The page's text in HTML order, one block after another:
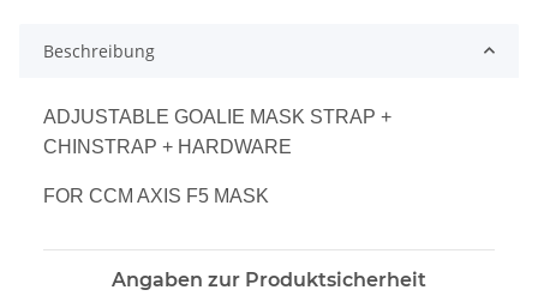
Beschreibung
ADJUSTABLE GOALIE MASK STRAP +
CHINSTRAP + HARDWARE
FOR CCM AXIS F5 MASK
Angaben zur Produktsicherheit